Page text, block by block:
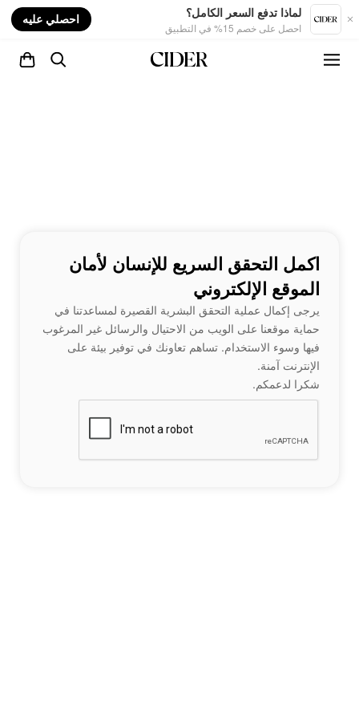
لماذا تدفع السعر الكامل؟
احصل على خصم 15% في التطبيق
احصلي عليه
اكمل التحقق السريع للإنسان لأمان
الموقع الإلكتروني
يرجى إكمال عملية التحقق البشرية القصيرة لمساعدتنا في
حماية موقعنا على الويب من الاحتيال والرسائل غير المرغوب
فيها وسوء الاستخدام. تساهم تعاونك في توفير بيئة على
الإنترنت آمنة.
شكرا لدعمكم.